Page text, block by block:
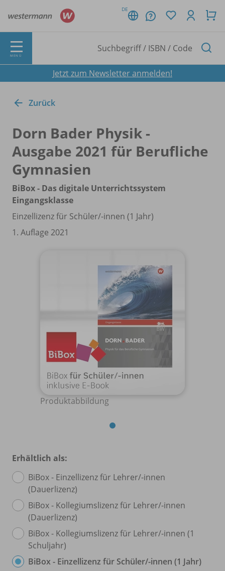
DE
MENÜ
Jetzt zum Newsletter anmelden!
Zurück
Dorn Bader Physik -
Ausgabe 2021 für Berufliche
Gymnasien
BiBox - Das digitale Unterrichtssystem
Eingangsklasse
Einzellizenz für Schüler/-innen (1 Jahr)
1. Auflage 2021
Produktabbildung
Erhältlich als:
BiBox - Einzellizenz für Lehrer/-innen
(Dauerlizenz)
BiBox - Kollegiumslizenz für Lehrer/-innen
(Dauerlizenz)
BiBox - Kollegiumslizenz für Lehrer/-innen (1
Schuljahr)
BiBox - Einzellizenz für Schüler/-innen (1 Jahr)